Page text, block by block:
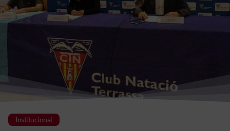
Institucional